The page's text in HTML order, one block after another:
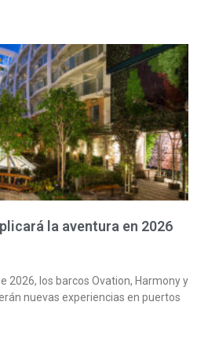
la aventura en 2026
2026, los barcos Ovation, Harmony y
nuevas experiencias en puertos